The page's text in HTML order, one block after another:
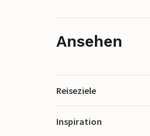
Ansehen
Reiseziele
Inspiration